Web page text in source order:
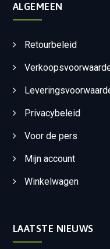
ALGEMEEN
Retourbeleid
Privacybeleid
Voor de pers
Mijn account
Winkelwagen
LAATSTE NIEUWS